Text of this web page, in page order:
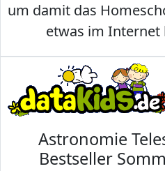
um damit das
etwas im Internet
Astronomie
Bestseller